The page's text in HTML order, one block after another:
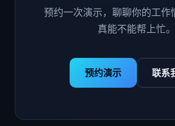
预约一次演示，聊聊你的工作
真能不能帮上忙。
预约演示 联系